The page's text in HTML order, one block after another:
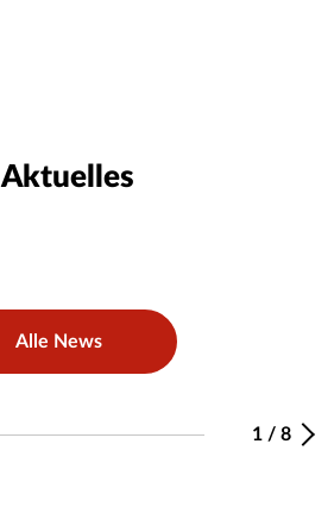
Aktuelles
Alle News
1 / 8